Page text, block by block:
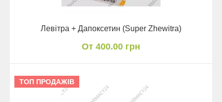
Левітра + Дапоксетин (Super Zhewitra)
От 400.00 грн
ТОП ПРОДАЖІВ